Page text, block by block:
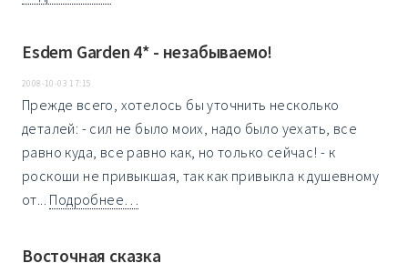
Esdem Garden 4* - незабываемо!
2008-10-03 17:15
Прежде всего, хотелось бы уточнить несколько
деталей: - сил не было моих, надо было уехать, все
равно куда, все равно как, но только сейчас! - к
роскоши не привыкшая, так как привыкла к душевному
от... Подробнее…
Восточная сказка